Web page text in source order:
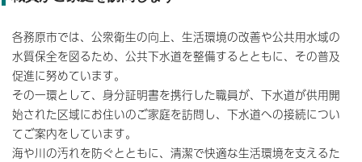
各務原市では、公衆衛生の向上、生活環境の改善や公共用水域の
水質保全を図るため、公共下水道を整備するとともに、その普及
促進に努めています。
その一環として、身分証明書を携行した職員が、下水道が供用開
始された区域にお住いのご家庭を訪問し、下水道への接続につい
てご案内をしています。
海や川の汚れを防ぐとともに、清潔で快適な生活環境を支えるた